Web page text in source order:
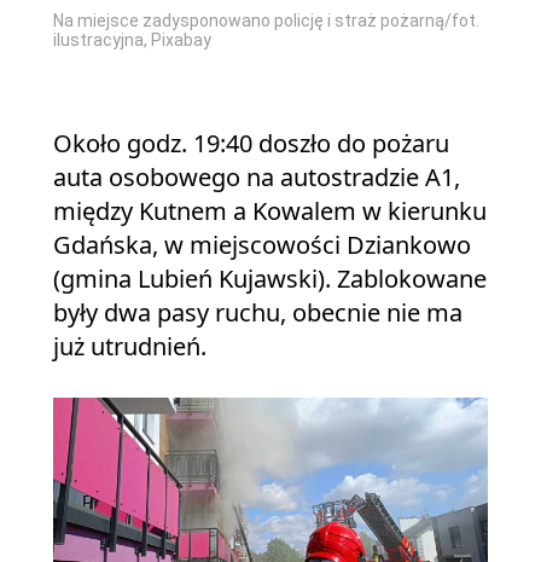
Na miejsce zadysponowano policję i straż pożarną/fot.
ilustracyjna, Pixabay
Około godz. 19:40 doszło do pożaru
auta osobowego na autostradzie A1,
między Kutnem a Kowalem w kierunku
Gdańska, w miejscowości Dziankowo
(gmina Lubień Kujawski). Zablokowane
były dwa pasy ruchu, obecnie nie ma
już utrudnień.